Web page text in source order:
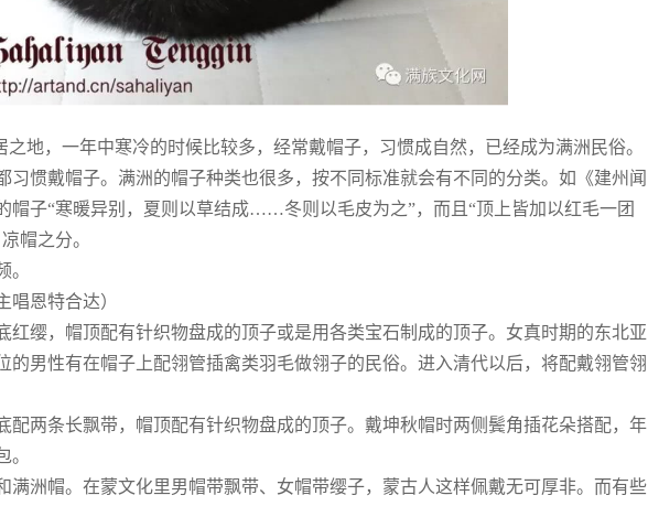
之地，一年中寒冷的时候比较多，经常戴帽子，习惯成自然，已经成为满洲民俗。
习惯戴帽子。满洲的帽子种类也很多，按不同标准就会有不同的分类。如《建州闻
帽子“寒暖异别，夏则以草结成……冬则以毛皮为之”，而且“顶上皆加以红毛一团
帽之分。
。
唱恩特合达）
红缨，帽顶配有针织物盘成的顶子或是用各类宝石制成的顶子。女真时期的东北亚
的男性有在帽子上配翎管插禽类羽毛做翎子的民俗。进入清代以后，将配戴翎管翎
配两条长飘带，帽顶配有针织物盘成的顶子。戴坤秋帽时两侧鬓角插花朵搭配，年
。
满洲帽。在蒙文化里男帽带飘带、女帽带缨子，蒙古人这样佩戴无可厚非。而有些